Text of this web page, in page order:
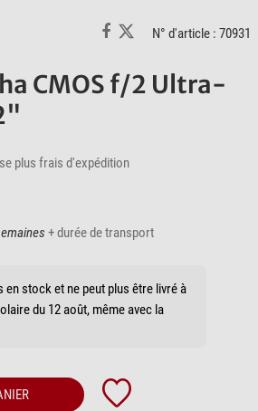
N° d'article : 70931
CMOS f/2 Ultra-
plus frais d'expédition
+ durée de transport
stock et ne peut plus être livré à
du 12 août, même avec la